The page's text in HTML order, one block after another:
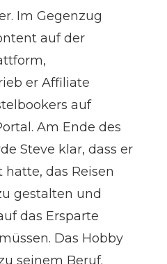
Im Gegenzug
auf der
er Affiliate
auf
Am Ende des
Steve klar, dass er
das Reisen
gestalten und
das Ersparte
Das Hobby
seinem Beruf.